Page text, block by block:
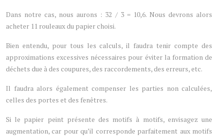
Dans notre cas, nous aurons : 32 / 3 = 10,6. Nous devrons alors
acheter 11 rouleaux du papier choisi.
Bien entendu, pour tous les calculs, il faudra tenir compte des
approximations excessives nécessaires pour éviter la formation de
déchets due à des coupures, des raccordements, des erreurs, etc.
Il faudra alors également compenser les parties non calculées,
celles des portes et des fenêtres.
Si le papier peint présente des motifs à motifs, envisagez une
augmentation, car pour qu’il corresponde parfaitement aux motifs